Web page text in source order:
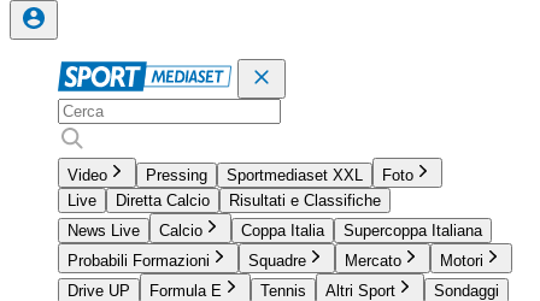
Video Pressing Sportmediaset XXL
Foto
Live
Diretta Calcio
Risultati e Classifiche
News Live
Calcio Coppa Italia
Supercoppa Italiana
Probabili Formazioni
Squadre Mercato
Motori
Drive UP
Formula E Tennis Altri Sport
Sondaggi